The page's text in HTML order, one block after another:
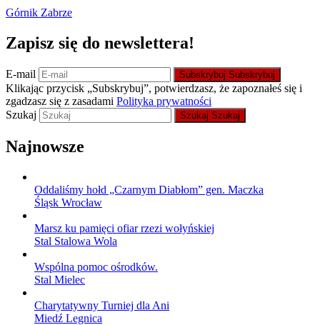
Górnik Zabrze
Zapisz się do newslettera!
E-mail Subskrybuj Subskrybuj
Klikając przycisk „Subskrybuj”, potwierdzasz, że zapoznałeś się i
zgadzasz się z zasadami Polityka prywatności
Szukaj
Szukaj Szukaj
Najnowsze
Oddaliśmy hołd „Czarnym Diabłom” gen. Maczka
Śląsk Wrocław
Marsz ku pamięci ofiar rzezi wołyńskiej
Stal Stalowa Wola
Wspólna pomoc ośrodków.
Stal Mielec
Charytatywny Turniej dla Ani
Miedź Legnica